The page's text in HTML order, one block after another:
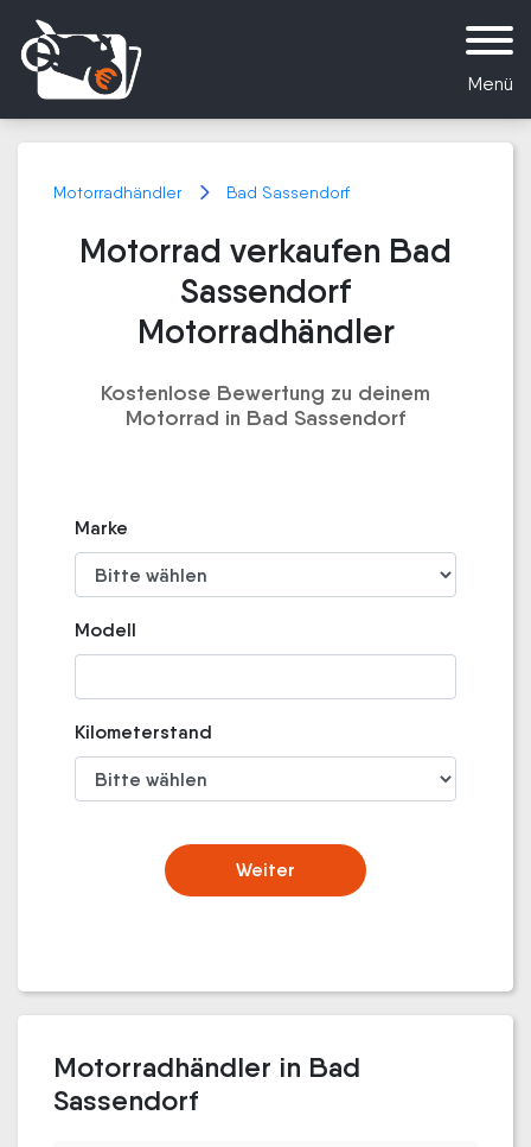
Menü
Motorradhändler Bad Sassendorf
Motorrad verkaufen Bad
Sassendorf
Motorradhändler
Kostenlose Bewertung zu deinem
Motorrad in Bad Sassendorf
Marke
Modell
Kilometerstand
Weiter
Motorradhändler in Bad
Sassendorf